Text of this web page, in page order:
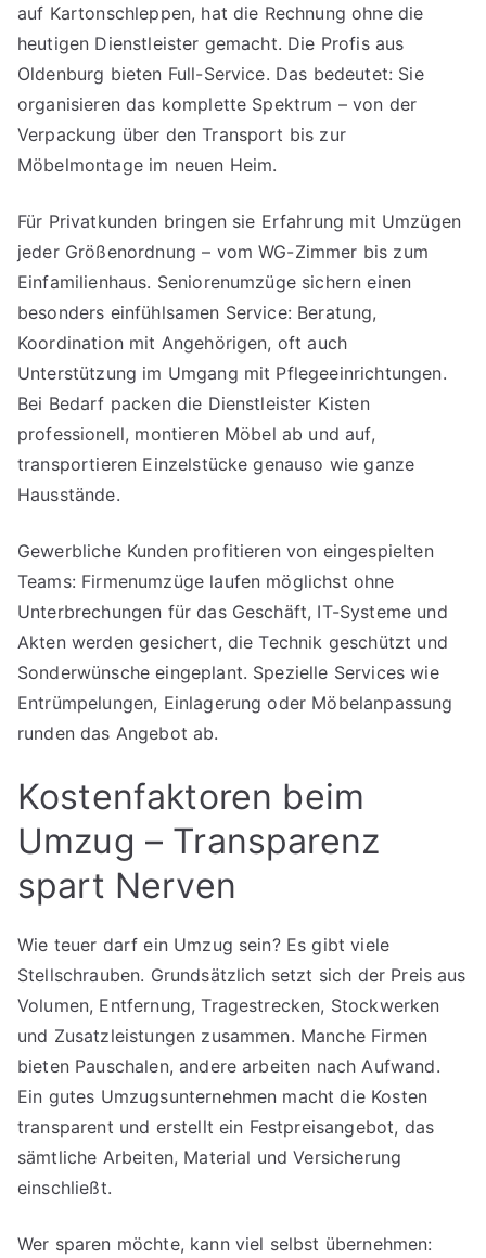
auf Kartonschleppen, hat die Rechnung ohne die
heutigen Dienstleister gemacht. Die Profis aus
Oldenburg bieten Full-Service. Das bedeutet: Sie
organisieren das komplette Spektrum – von der
Verpackung über den Transport bis zur
Möbelmontage im neuen Heim.
Für Privatkunden bringen sie Erfahrung mit Umzügen
jeder Größenordnung – vom WG-Zimmer bis zum
Einfamilienhaus. Seniorenumzüge sichern einen
besonders einfühlsamen Service: Beratung,
Koordination mit Angehörigen, oft auch
Unterstützung im Umgang mit Pflegeeinrichtungen.
Bei Bedarf packen die Dienstleister Kisten
professionell, montieren Möbel ab und auf,
transportieren Einzelstücke genauso wie ganze
Hausstände.
Gewerbliche Kunden profitieren von eingespielten
Teams: Firmenumzüge laufen möglichst ohne
Unterbrechungen für das Geschäft, IT-Systeme und
Akten werden gesichert, die Technik geschützt und
Sonderwünsche eingeplant. Spezielle Services wie
Entrümpelungen, Einlagerung oder Möbelanpassung
runden das Angebot ab.
Kostenfaktoren beim
Umzug – Transparenz
spart Nerven
Wie teuer darf ein Umzug sein? Es gibt viele
Stellschrauben. Grundsätzlich setzt sich der Preis aus
Volumen, Entfernung, Tragestrecken, Stockwerken
und Zusatzleistungen zusammen. Manche Firmen
bieten Pauschalen, andere arbeiten nach Aufwand.
Ein gutes Umzugsunternehmen macht die Kosten
transparent und erstellt ein Festpreisangebot, das
sämtliche Arbeiten, Material und Versicherung
einschließt.
Wer sparen möchte, kann viel selbst übernehmen: